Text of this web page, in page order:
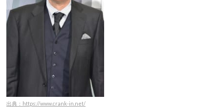
出典：https://www.crank-in.net/